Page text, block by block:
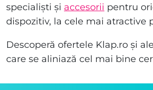
specialiști și accesorii pentru
dispozitiv, la cele mai atractive
Descoperă ofertele Klap.ro și
care se aliniază cel mai bine